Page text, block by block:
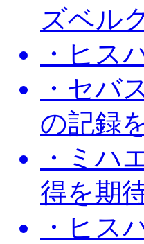
ズベル
・ヒス
・セバ
の記録
・ミハ
得を期
・ヒス